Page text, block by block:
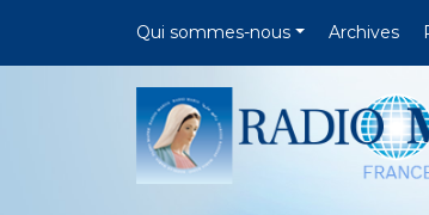
Qui sommes-nous Archives